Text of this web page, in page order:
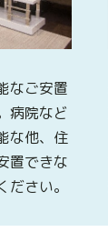
なご安置
病院など
な他、住
置できな
さい。